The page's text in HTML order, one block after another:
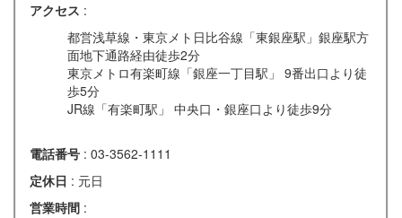
アクセス :
都営浅草線・東京メト日比谷線「東銀座駅」銀座駅方
面地下通路経由徒歩2分
東京メトロ有楽町線「銀座一丁目駅」 9番出口より徒
歩5分
JR線「有楽町駅」 中央口・銀座口より徒歩9分
電話番号 : 03-3562-1111
定休日 : 元日
営業時間 :